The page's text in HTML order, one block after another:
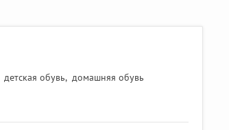
детская обувь, домашняя обувь